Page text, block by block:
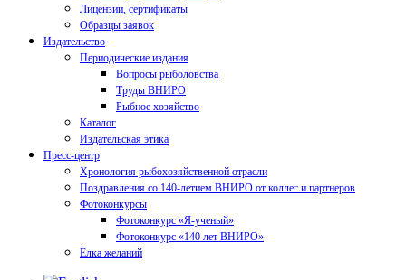
Лицензии, сертификаты
Образцы заявок
Издательство
Периодические издания
Вопросы рыболовства
Труды ВНИРО
Рыбное хозяйство
Каталог
Издательская этика
Пресс-центр
Хронология рыбохозяйственной отрасли
Поздравления со 140-летием ВНИРО от коллег и партнеров
Фотоконкурсы
Фотоконкурс «Я-ученый»
Фотоконкурс «140 лет ВНИРО»
Ёлка желаний